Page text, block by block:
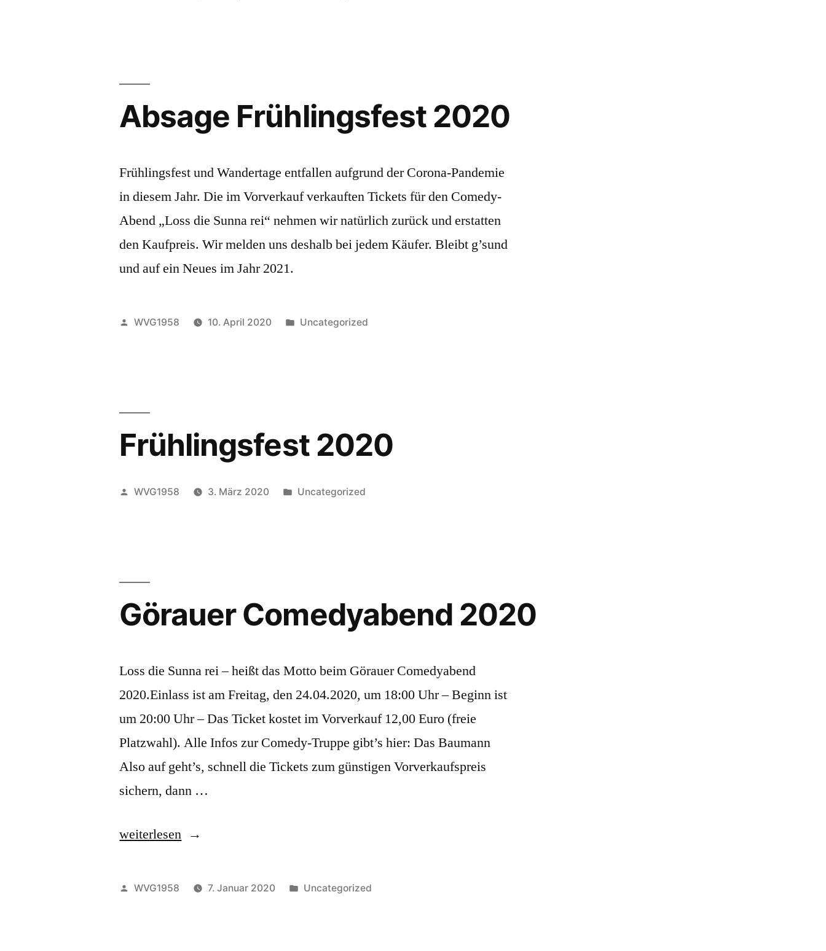
Absage Frühlingsfest 2020
Frühlingsfest und Wandertage entfallen aufgrund der Corona-Pandemie
in diesem Jahr. Die im Vorverkauf verkauften Tickets für den Comedy-
Abend „Loss die Sunna rei“ nehmen wir natürlich zurück und erstatten
den Kaufpreis. Wir melden uns deshalb bei jedem Käufer. Bleibt g’sund
und auf ein Neues im Jahr 2021.
Veröffentlicht
WVG1958 10. April 2020
Veröffentlicht
Uncategorized
Frühlingsfest 2020
Veröffentlicht
WVG1958 3. März 2020
Veröffentlicht
Uncategorized
Görauer Comedyabend 2020
Loss die Sunna rei – heißt das Motto beim Görauer Comedyabend
2020.Einlass ist am Freitag, den 24.04.2020, um 18:00 Uhr – Beginn ist
um 20:00 Uhr – Das Ticket kostet im Vorverkauf 12,00 Euro (freie
Platzwahl). Alle Infos zur Comedy-Truppe gibt’s hier: Das Baumann
Also auf geht’s, schnell die Tickets zum günstigen Vorverkaufspreis
sichern, dann …
„Görauer
2020“
weiterlesen
Veröffentlicht
WVG1958 7. Januar 2020
Veröffentlicht
Uncategorized